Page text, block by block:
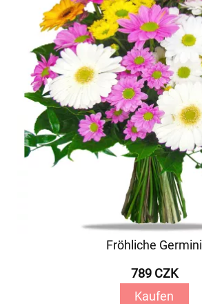
Fröhliche Germini
789 CZK
Kaufen